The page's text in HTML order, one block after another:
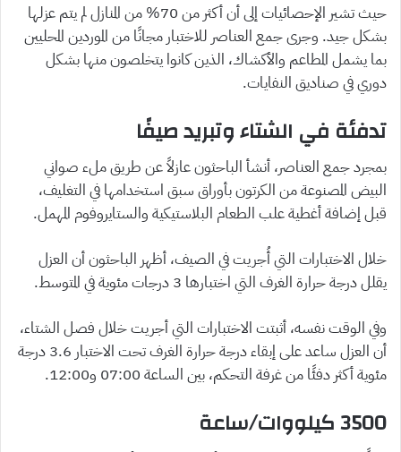
حيث تشير الإحصائيات إلى أن أكثر من 70% من المنازل لم يتم عزلها
بشكل جيد. وجرى جمع العناصر للاختبار مجانًا من الموردين المحليين
بما يشمل المطاعم والأكشاك، الذين كانوا يتخلصون منها بشكل
دوري في صناديق النفايات.
تدفئة في الشتاء وتبريد صيفًا
بمجرد جمع العناصر، أنشأ الباحثون عازلاً عن طريق ملء صواني
البيض المصنوعة من الكرتون بأوراق سبق استخدامها في التغليف،
قبل إضافة أغطية علب الطعام البلاستيكية والستايروفوم المهمل.
خلال الاختبارات التي أُجريت في الصيف، أظهر الباحثون أن العزل
يقلل درجة حرارة الغرف التي اختبارها 3 درجات مئوية في المتوسط.
وفي الوقت نفسه، أثبتت الاختبارات التي أجريت خلال فصل الشتاء،
أن العزل ساعد على إبقاء درجة حرارة الغرف تحت الاختبار 3.6 درجة
مئوية أكثر دفئًا من غرفة التحكم، بين الساعة 07:00 و12:00.
3500 كيلووات/ساعة